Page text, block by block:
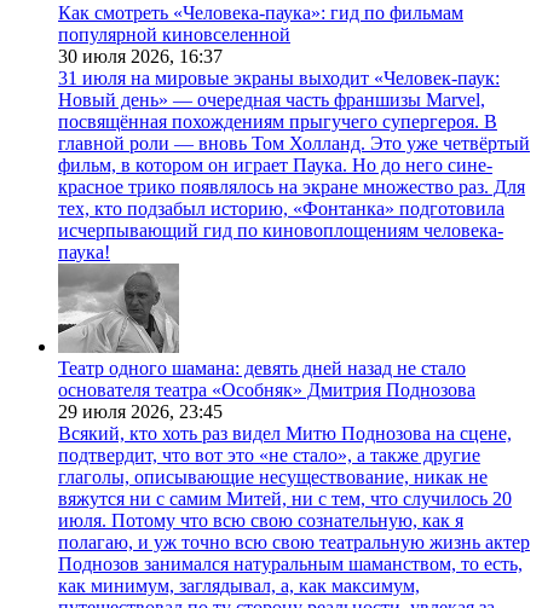
Как смотреть «Человека-паука»: гид по фильмам
популярной киновселенной
30 июля 2026, 16:37
31 июля на мировые экраны выходит «Человек-паук:
Новый день» — очередная часть франшизы Marvel,
посвящённая похождениям прыгучего супергероя. В
главной роли — вновь Том Холланд. Это уже четвёртый
фильм, в котором он играет Паука. Но до него сине-
красное трико появлялось на экране множество раз. Для
тех, кто подзабыл историю, «Фонтанка» подготовила
исчерпывающий гид по киновоплощениям человека-
паука!
Театр одного шамана: девять дней назад не стало
основателя театра «Особняк» Дмитрия Поднозова
29 июля 2026, 23:45
Всякий, кто хоть раз видел Митю Поднозова на сцене,
подтвердит, что вот это «не стало», а также другие
глаголы, описывающие несуществование, никак не
вяжутся ни с самим Митей, ни с тем, что случилось 20
июля. Потому что всю свою сознательную, как я
полагаю, и уж точно всю свою театральную жизнь актер
Поднозов занимался натуральным шаманством, то есть,
как минимум, заглядывал, а, как максимум,